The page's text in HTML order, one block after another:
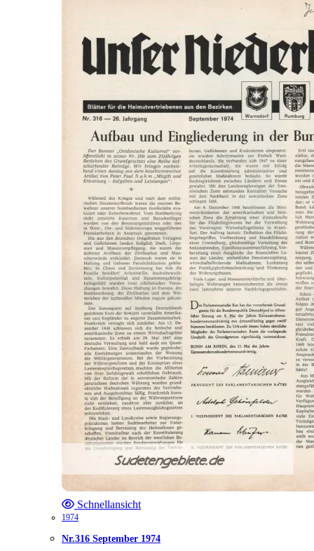
Schnellansicht
1974
Nr.316 September 1974